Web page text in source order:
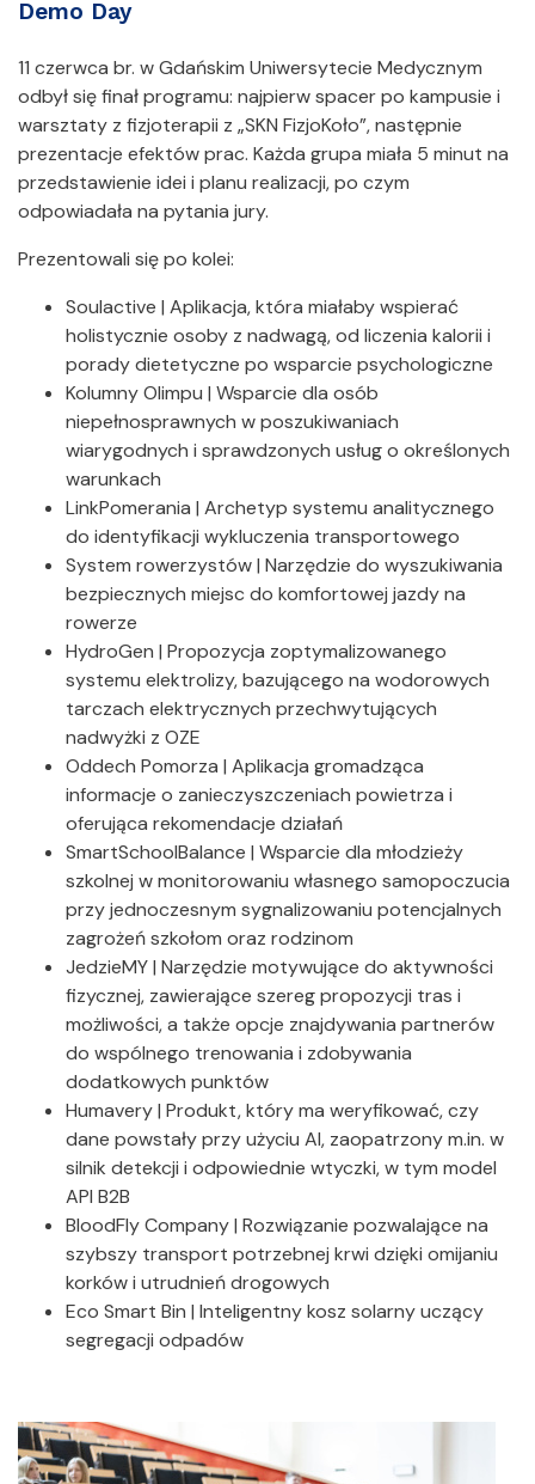
Demo Day
11 czerwca br. w Gdańskim Uniwersytecie Medycznym
odbył się finał programu: najpierw spacer po kampusie i
warsztaty z fizjoterapii z „SKN FizjoKoło”, następnie
prezentacje efektów prac. Każda grupa miała 5 minut na
przedstawienie idei i planu realizacji, po czym
odpowiadała na pytania jury.
Prezentowali się po kolei:
Soulactive | Aplikacja, która miałaby wspierać
holistycznie osoby z nadwagą, od liczenia kalorii i
porady dietetyczne po wsparcie psychologiczne
Kolumny Olimpu | Wsparcie dla osób
niepełnosprawnych w poszukiwaniach
wiarygodnych i sprawdzonych usług o określonych
warunkach
LinkPomerania | Archetyp systemu analitycznego
do identyfikacji wykluczenia transportowego
System rowerzystów | Narzędzie do wyszukiwania
bezpiecznych miejsc do komfortowej jazdy na
rowerze
HydroGen | Propozycja zoptymalizowanego
systemu elektrolizy, bazującego na wodorowych
tarczach elektrycznych przechwytujących
nadwyżki z OZE
Oddech Pomorza | Aplikacja gromadząca
informacje o zanieczyszczeniach powietrza i
oferująca rekomendacje działań
SmartSchoolBalance | Wsparcie dla młodzieży
szkolnej w monitorowaniu własnego samopoczucia
przy jednoczesnym sygnalizowaniu potencjalnych
zagrożeń szkołom oraz rodzinom
JedzieMY | Narzędzie motywujące do aktywności
fizycznej, zawierające szereg propozycji tras i
możliwości, a także opcje znajdywania partnerów
do wspólnego trenowania i zdobywania
dodatkowych punktów
Humavery | Produkt, który ma weryfikować, czy
dane powstały przy użyciu AI, zaopatrzony m.in. w
silnik detekcji i odpowiednie wtyczki, w tym model
API B2B
BloodFly Company | Rozwiązanie pozwalające na
szybszy transport potrzebnej krwi dzięki omijaniu
korków i utrudnień drogowych
Eco Smart Bin | Inteligentny kosz solarny uczący
segregacji odpadów